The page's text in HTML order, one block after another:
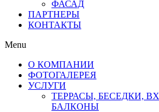
ФАСАД
ПАРТНЕРЫ
КОНТАКТЫ
Menu
О КОМПАНИИ
ФОТОГАЛЕРЕЯ
УСЛУГИ
ТЕРРАСЫ, БЕСЕДКИ,
БАЛКОНЫ